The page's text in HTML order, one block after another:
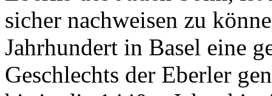
sicher nachweisen zu
Jahrhundert in Basel eine
Geschlechts der Eberler